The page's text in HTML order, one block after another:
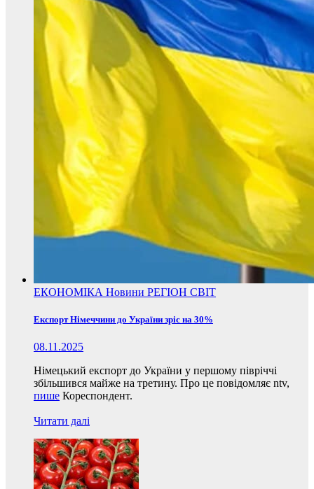
ЕКОНОМІКА Новини РЕГІОН СВІТ
Експорт Німеччини до України зріс на 30%
08.11.2025
Німецький експорт до України у першому півріччі
збільшився майже на третину. Про це повідомляє ntv,
пише Кореспондент.
Читати далі